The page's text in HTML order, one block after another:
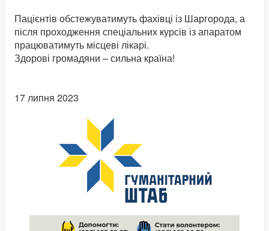
Пацієнтів обстежуватимуть фахівці із Шаргорода, а
після проходження спеціальних курсів із апаратом
працюватимуть місцеві лікарі.
Здорові громадяни – сильна країна!
17 липня 2023